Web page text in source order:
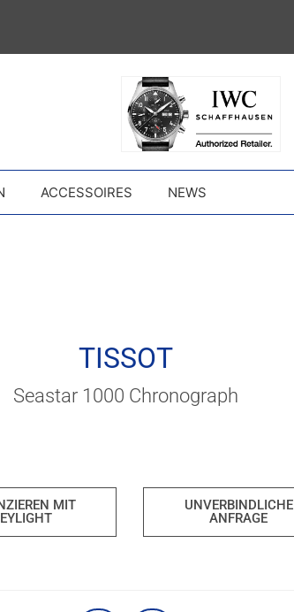
ACCESSOIRES NEWS
TISSOT
Seastar 1000 Chronograph
MIT
UNVERBINDLICHE
ANFRAGE